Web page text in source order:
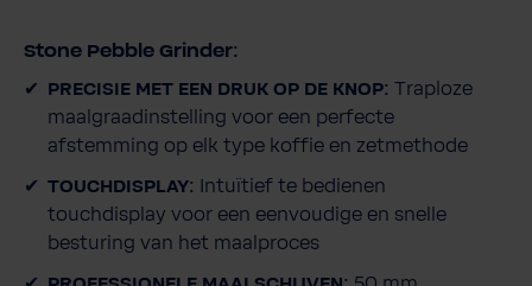
Stone Pebble Grinder:
PRECISIE MET EEN DRUK OP DE KNOP: Traploze
maalgraadinstelling voor een perfecte
afstemming op elk type koffie en zetmethode
TOUCHDISPLAY:
Intuïtief te bedienen
touchdisplay voor een eenvoudige en snelle
besturing van het maalproces